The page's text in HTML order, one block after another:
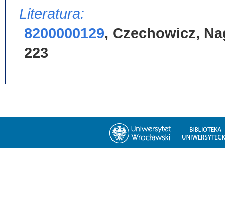
Literatura:
8200000129, Czechowicz,
223